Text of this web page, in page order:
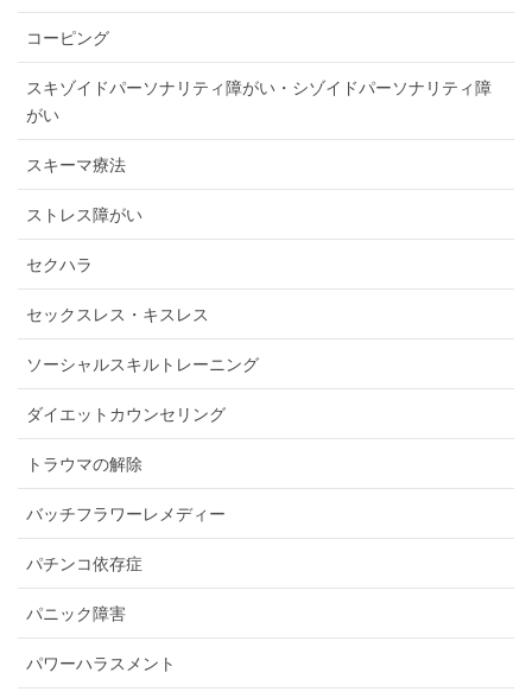
コーピング
スキゾイドパーソナリティ障がい・シゾイドパーソナリティ障
がい
スキーマ療法
ストレス障がい
セクハラ
セックスレス・キスレス
ソーシャルスキルトレーニング
ダイエットカウンセリング
トラウマの解除
バッチフラワーレメディー
パチンコ依存症
パニック障害
パワーハラスメント